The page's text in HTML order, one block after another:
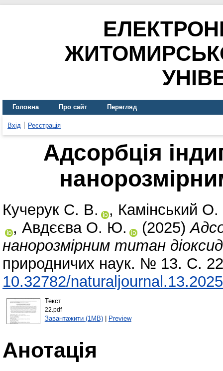
Головна Про сайт Перегляд
Вхід Реєстрація
Адсорбція
Кучерук С. В. , Камінський
, Авдєєва О. Ю. (2025)
нанорозмірним титан
природничих наук. № 13. С.
10.32782/
Текст
22.pdf
Завантажити (1MB)| Preview
Анотація